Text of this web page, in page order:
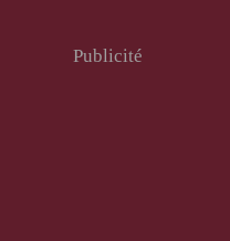
Publicité